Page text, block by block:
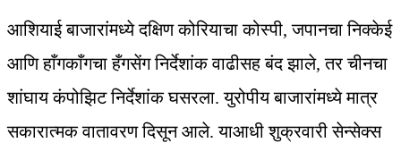
आशियाई बाजारांमध्ये दक्षिण कोरियाचा कोस्पी, जपानचा निक्केई
आणि हाँगकाँगचा हँगसेंग निर्देशांक वाढीसह बंद झाले, तर चीनचा
शांघाय कंपोझिट निर्देशांक घसरला. युरोपीय बाजारांमध्ये मात्र
सकारात्मक वातावरण दिसून आले. याआधी शुक्रवारी सेन्सेक्स